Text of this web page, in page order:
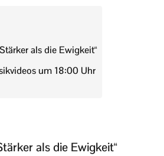
als die Ewigkeit“
um 18:00 Uhr
als die Ewigkeit“